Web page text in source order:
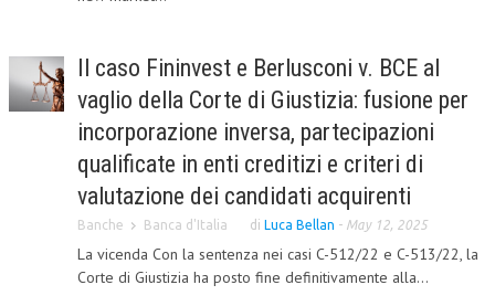
DIREZIONE SCIENTIFICA
ALTA FORMAZIONE
CORSI CE.S.E.D.
ARCHIVIO CORSI 2015
BROCHURE CE.S.E.D.
Il caso Fininvest e Berlusconi v. BCE al
vaglio della Corte di Giustizia: fusione per
incorporazione inversa, partecipazioni
qualificate in enti creditizi e criteri di
valutazione dei candidati acquirenti
Banche Banca d'Italia di Luca Bellan - May 12, 2025
La vicenda Con la sentenza nei casi C-512/22 e C-513/22, la
Corte di Giustizia ha posto fine definitivamente alla...